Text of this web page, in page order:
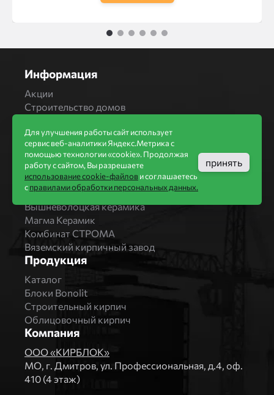
1 2 3 4 5 6
Информация
Акции
Строительство домов
Статьи
Производители
Бренды
Bonolit
Завод Мстера
Вышневолоцкая керамика
Магма Керамик
Комбинат СТРОМА
Вяземский кирпичный завод
Продукция
Каталог
Блоки Bonolit
Строительный кирпич
Облицовочный кирпич
Компания
ООО «КИРБЛОК»
МO, г. Дмитров, ул. Профессиональная, д.4, оф.
410 (4 этаж)
Для улучшения работы сайт использует
сервис веб-аналитики Яндекс.Метрика с
помощью технологии «cookie». Продолжая
работу с сайтом, Вы разрешаете
использование cookie-файлови соглашаетесь
справилами обработки персональных данных.
принять